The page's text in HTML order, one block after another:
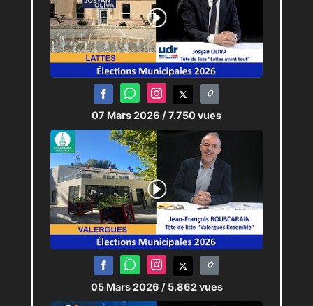
07 Mars 2026 / 7.750 vues
05 Mars 2026 / 5.862 vues